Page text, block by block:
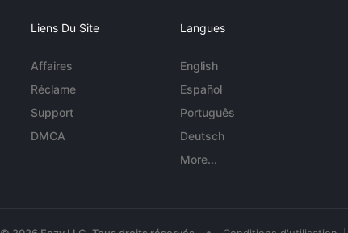
Liens Du Site
Affaires
Réclame
Support
DMCA
Langues
English
Español
Português
Deutsch
More...